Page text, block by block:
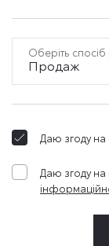
Оберіть спосіб
Продаж
Даю згоду
Даю згоду